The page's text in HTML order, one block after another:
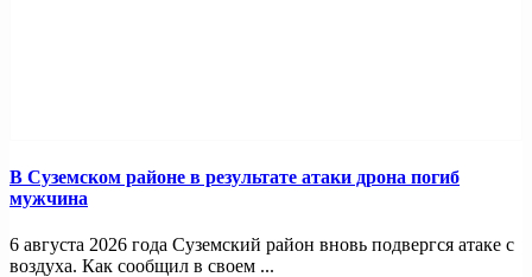
В Суземском районе в результате атаки дрона погиб
мужчина
6 августа 2026 года Суземский район вновь подвергся атаке с
воздуха. Как сообщил в своем ...